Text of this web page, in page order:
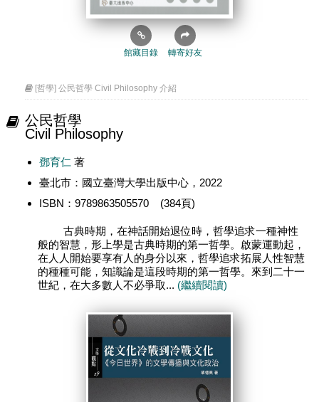
館藏目錄 轉寄好友
[哲學] 公民哲學 Civil Philosophy 介紹
公民哲學
Civil Philosophy
鄧育仁 著
臺北市：國立臺灣大學出版中心，2022
ISBN：9789863505570 (384頁)
古典時期，在神話開始退位時，哲學追求一種神性
般的智慧，形上學是古典時期的第一哲學。啟蒙運動起，
在人人開始要享有人的身分以來，哲學追求拓展人性智慧
的種種可能，知識論是這段時期的第一哲學。來到二十一
世紀，在大多數人不必爭取... (繼續閱讀)